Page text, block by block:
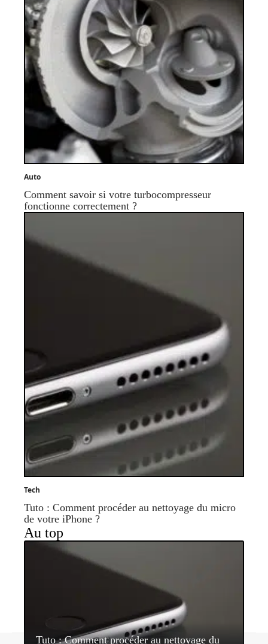
Auto
Comment savoir si votre turbocompresseur
fonctionne correctement ?
Tech
Tuto : Comment procéder au nettoyage du micro
de votre iPhone ?
Au top
Tuto : Comment procéder au nettoyage du